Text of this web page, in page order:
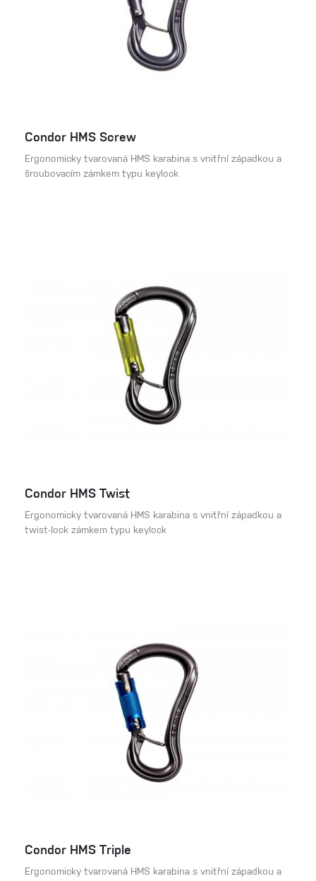
Condor HMS Screw
Ergonomicky tvarovaná HMS karabina s vnitřní západkou a
šroubovacím zámkem typu keylock
Condor HMS Twist
Ergonomicky tvarovaná HMS karabina s vnitřní západkou a
twist-lock zámkem typu keylock
Condor HMS Triple
Ergonomicky tvarovaná HMS karabina s vnitřní západkou a